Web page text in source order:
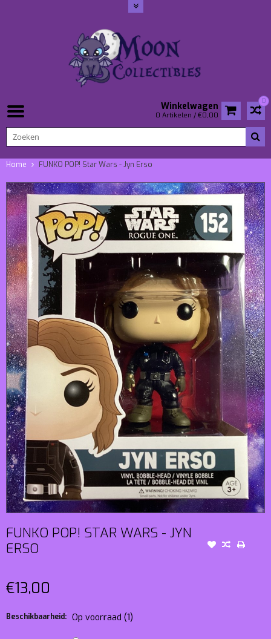
0
Winkelwagen
0 Artikelen / €0,00
Home FUNKO POP! Star Wars - Jyn Erso
FUNKO POP! STAR WARS - JYN
ERSO
€13,00
Beschikbaarheid: Op voorraad (1)